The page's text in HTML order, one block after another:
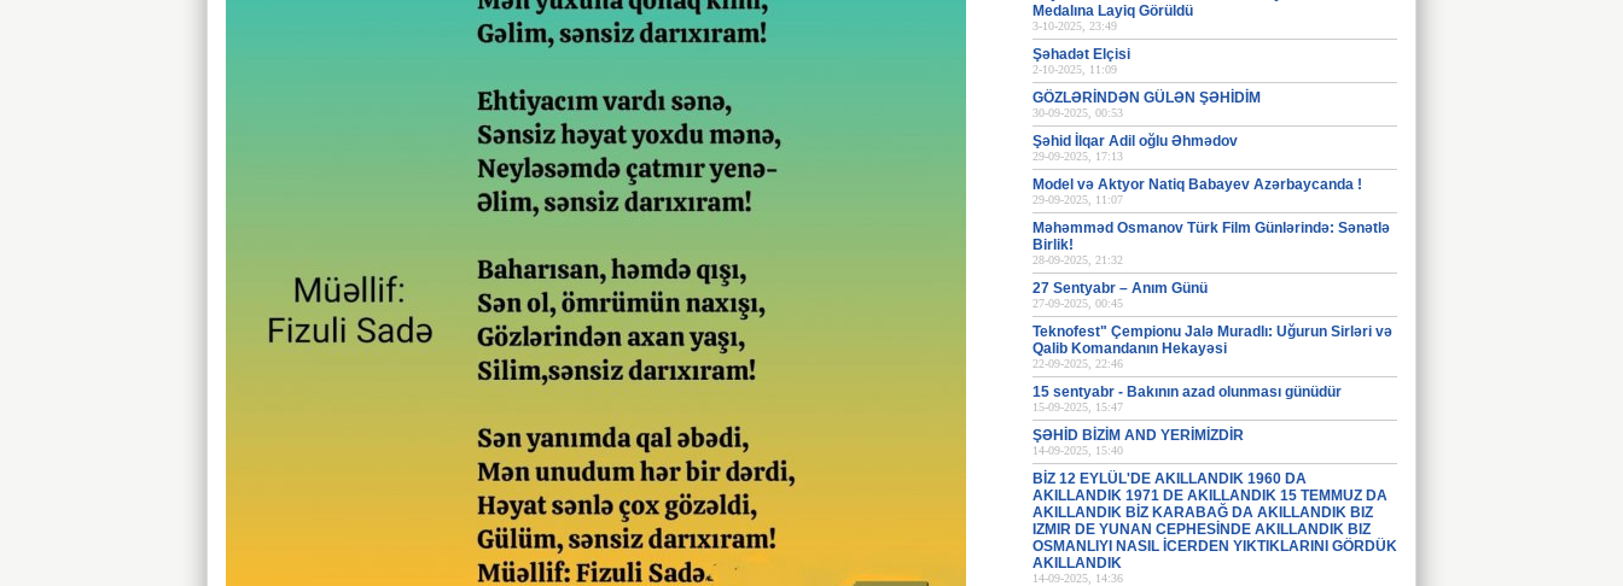
Medalına Layiq Görüldü
3-10-2025, 23:49
Şəhadət Elçisi
2-10-2025, 11:09
GÖZLƏRİNDƏN GÜLƏN ŞƏHİDİM
30-09-2025, 00:53
Şəhid İlqar Adil oğlu Əhmədov
29-09-2025, 17:13
Model və Aktyor Natiq Babayev Azərbaycanda !
29-09-2025, 11:07
Məhəmməd Osmanov Türk Film Günlərində: Sənətlə
Birlik!
28-09-2025, 21:32
27 Sentyabr – Anım Günü
27-09-2025, 00:45
Teknofest" Çempionu Jalə Muradlı: Uğurun Sirləri və
Qalib Komandanın Hekayəsi
22-09-2025, 22:46
15 sentyabr - Bakının azad olunması günüdür
15-09-2025, 15:47
ŞƏHİD BİZİM AND YERİMİZDİR
14-09-2025, 15:40
BİZ 12 EYLÜL'DE AKILLANDIK 1960 DA
AKILLANDIK 1971 DE AKILLANDIK 15 TEMMUZ DA
AKILLANDIK BİZ KARABAĞ DA AKILLANDIK BIZ
IZMIR DE YUNAN CEPHESİNDE AKILLANDIK BIZ
OSMANLIYI NASIL İCERDEN YIKTIKLARINI GÖRDÜK
AKILLANDIK
14-09-2025, 14:36